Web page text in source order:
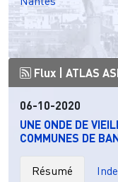
Flux | ATLAS
06-10-2020
UNE ONDE DE
COMMUNES DE
Résumé